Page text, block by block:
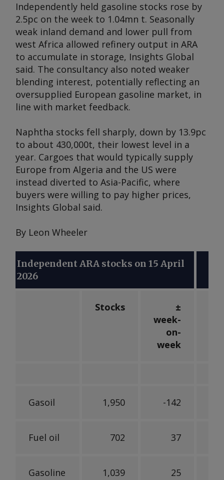
Independently held gasoline stocks rose by
2.5pc on the week to 1.04mn t. Seasonally
weak inland demand and lower pull from
west Africa allowed refinery output in ARA
to accumulate in storage, Insights Global
said. The consultancy also noted weaker
blending interest, potentially reflecting an
oversupplied European gasoline market, in
line with market feedback.
Naphtha stocks fell sharply, down by 13.9pc
to about 430,000t, their lowest level in a
year. Cargoes that would typically supply
Europe from Algeria and the US were
instead diverted to Asia-Pacific, where
buyers were willing to pay higher prices,
Insights Global said.
By Leon Wheeler
Independent ARA stocks on 15 April
2026
Stocks
±
week-
on-
week
Gasoil 1,950 -142
Fuel oil 702 37
Gasoline 1,039 25